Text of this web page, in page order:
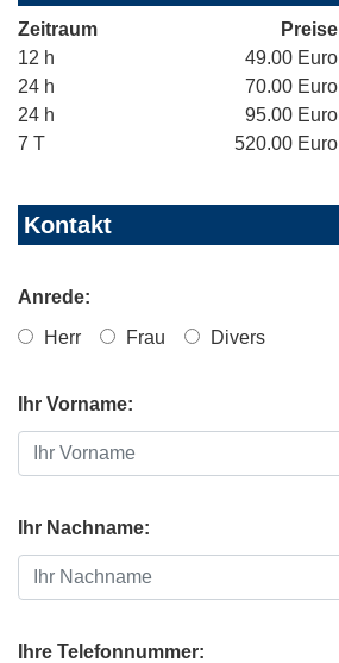
Zeitraum Preise
12 h
49.00 Euro
24 h
70.00 Euro
24 h
95.00 Euro
7 T
520.00 Euro
Kontakt
Anrede:
Herr
Frau Divers
Ihr Vorname:
Ihr Nachname:
Ihre Telefonnummer: